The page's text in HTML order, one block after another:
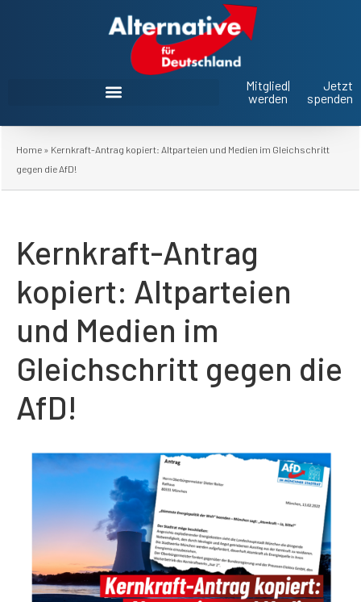
Mitglied
werden
|
Jetzt
spenden
Home » Kernkraft-Antrag kopiert: Altparteien und Medien im Gleichschritt
gegen die AfD!
Kernkraft-Antrag
kopiert: Altparteien
und Medien im
Gleichschritt gegen die
AfD!